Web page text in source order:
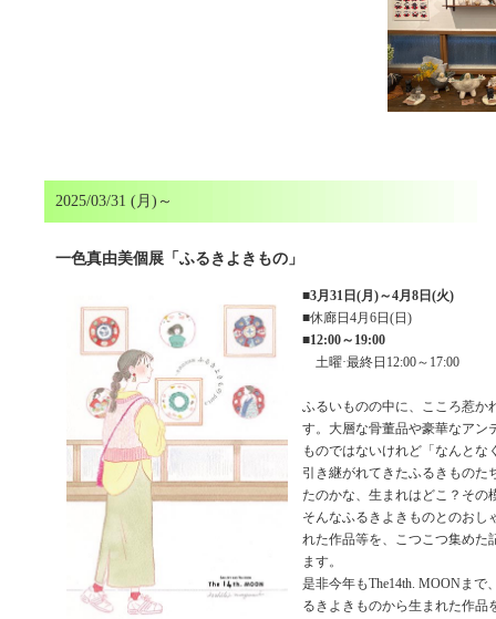
2025/03/31 (月)～
一色真由美個展「ふるきよきもの」
■3月31日(月)～4月8日(火)
■休廊日4月6日(日)
■12:00～19:00
土曜·最終日12:00～17:00
ふるいものの中に、こころ惹か
す。大層な骨董品や豪華なア
ものではないけれど「なんとな
引き継がれてきたふるきものた
たのかな、生まれはどこ？その
そんなふるきよきものとのおし
れた作品等を、こつこつ集めた
ます。
是非今年もThe14th. MOONまで
るきよきものから生まれた作品